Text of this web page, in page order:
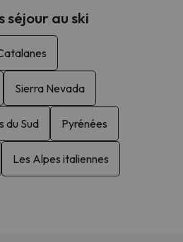
séjour au ski
Sierra Nevada
du Sud Pyrénées
Les Alpes italiennes